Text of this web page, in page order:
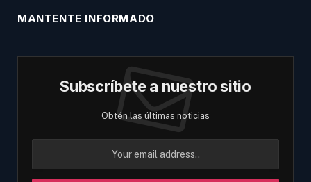
MANTENTE INFORMADO
Subscríbete a nuestro sitio
Obtén las últimas noticias